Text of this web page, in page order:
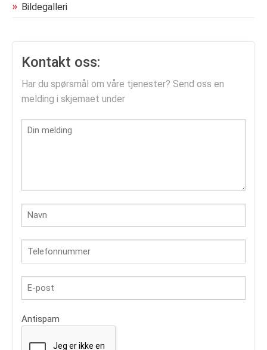
Bildegalleri
Kontakt oss:
Har du spørsmål om våre tjenester? Send oss en
melding i skjemaet under
Antispam